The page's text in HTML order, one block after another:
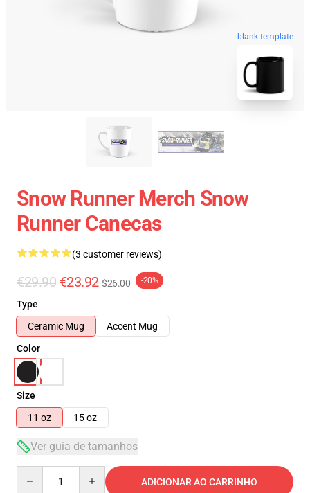
blank template
Snow Runner Merch Snow
Runner Canecas
(3 customer reviews)
€29.90 €23.92 $26.00 -20%
Type
Ceramic Mug
Accent Mug
Color
Size
11 oz
15 oz
Ver guia de tamanhos
ADICIONAR AO CARRINHO